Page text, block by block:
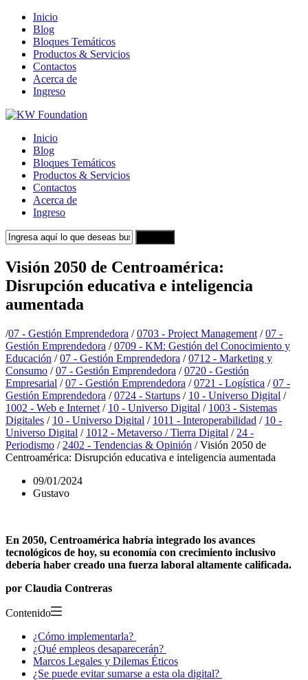
Inicio
Blog
Bloques Temáticos
Productos & Servicios
Contactos
Acerca de
Ingreso
Inicio
Blog
Bloques Temáticos
Productos & Servicios
Contactos
Acerca de
Ingreso
Visión 2050 de Centroamérica:
Disrupción educativa e inteligencia
aumentada
/07 - Gestión Emprendedora / 0703 - Project Management / 07 -
Gestión Emprendedora / 0709 - KM: Gestión del Conocimiento y
Educación / 07 - Gestión Emprendedora / 0712 - Marketing y
Consumo / 07 - Gestión Emprendedora / 0720 - Gestión
Empresarial / 07 - Gestión Emprendedora / 0721 - Logística / 07 -
Gestión Emprendedora / 0724 - Startups / 10 - Universo Digital /
1002 - Web e Internet / 10 - Universo Digital / 1003 - Sistemas
Digitales / 10 - Universo Digital / 1011 - Interoperabilidad / 10 -
Universo Digital / 1012 - Metaverso / Tierra Digital / 24 -
Periodismo / 2402 - Tendencias & Opinión /Visión 2050 de
Centroamérica: Disrupción educativa e inteligencia aumentada
09/01/2024
Gustavo
En 2050, Centroamérica habría integrado los avances
tecnológicos de hoy, su economía con crecimiento inclusivo
debería haber creado una fuerza laboral altamente calificada.
por Claudia Contreras
Contenido
¿Cómo implementarla?
¿Qué empleos desaparecerán?
Marcos Legales y Dilemas Éticos
¿Se puede evitar sumarse a esta ola digital?